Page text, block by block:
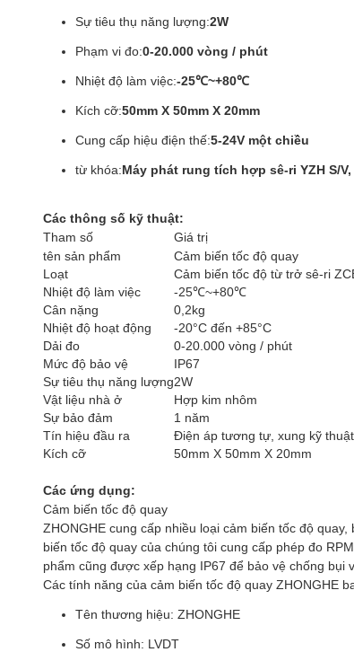
Sự tiêu thụ năng lượng:2W
Phạm vi đo:0-20.000 vòng / phút
Nhiệt độ làm việc:-25℃~+80℃
Kích cỡ:50mm X 50mm X 20mm
Cung cấp hiệu điện thế:5-24V một chiều
từ khóa:Máy phát rung tích hợp sê-ri YZH S/
Các thông số kỹ thuật:
Tham số
Giá trị
tên sản phẩm
Cảm biến tốc độ quay
Loạt
Cảm biến tốc độ từ trở sê-ri
Nhiệt độ làm việc
-25℃~+80℃
Cân nặng
0,2kg
Nhiệt độ hoạt động
-20°C đến +85°C
Dải đo
0-20.000 vòng / phút
Mức độ bảo vệ
IP67
Sự tiêu thụ năng lượng2W
Vật liệu nhà ở
Hợp kim nhôm
Sự bảo đảm
1 năm
Tín hiệu đầu ra
Điện áp tương tự, xung kỹ
Kích cỡ
50mm X 50mm X 20mm
Các ứng dụng:
Cảm biến tốc độ quay
ZHONGHE cung cấp nhiều loại cảm biến tốc độ
biến tốc độ quay của chúng tôi cung cấp phép đo
phẩm cũng được xếp hạng IP67 để bảo vệ chống bụi
Các tính năng của cảm biến tốc độ quay ZHONGHE
Tên thương hiệu: ZHONGHE
Số mô hình: LVDT